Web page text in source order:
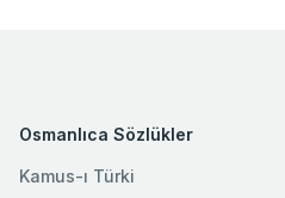
Osmanlıca Sözlükler
Kamus-ı Türki